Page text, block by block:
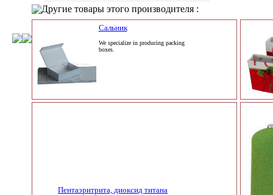
Другие товары этого производителя :
Сальник
We specialize in producing packing
boxes.
Пентаэритрита, диоксид титана